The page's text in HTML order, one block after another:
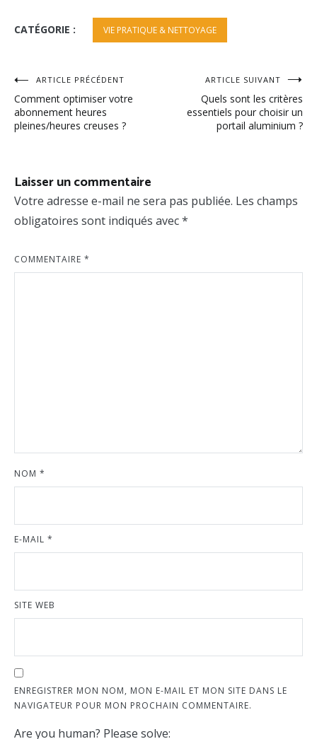
CATÉGORIE : VIE PRATIQUE & NETTOYAGE
Navigation
de
l’article
ARTICLE PRÉCÉDENT
Comment optimiser votre
abonnement heures
pleines/heures creuses ?
ARTICLE SUIVANT
Quels sont les critères
essentiels pour choisir un
portail aluminium ?
Laisser un commentaire
Votre adresse e-mail ne sera pas publiée. Les champs
obligatoires sont indiqués avec*
COMMENTAIRE *
NOM *
E-MAIL *
SITE WEB
ENREGISTRER MON NOM, MON E-MAIL ET MON SITE DANS LE
NAVIGATEUR POUR MON PROCHAIN COMMENTAIRE.
Are you human? Please solve: